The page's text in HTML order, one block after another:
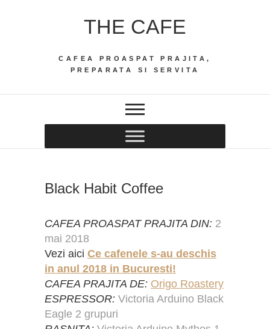
THE CAFE
CAFEA PROASPAT PRAJITA,
PREPARATA SI SERVITA
Black Habit Coffee
CAFEA PROASPAT PRAJITA DIN: 2
mai 2018
Vezi aici Ce cafenele s-au deschis
in anul 2018 in Bucuresti!
CAFEA PRAJITA DE: Origo Roastery
ESPRESSOR: Victoria Arduino Black
Eagle 2 grupuri